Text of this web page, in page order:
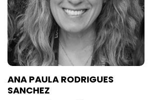
ANA PAULA RODRIGUES
SANCHEZ